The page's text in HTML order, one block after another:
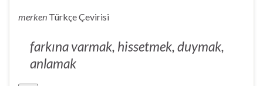
merken Türkçe Çevirisi
farkına varmak, hissetmek, duymak,
anlamak